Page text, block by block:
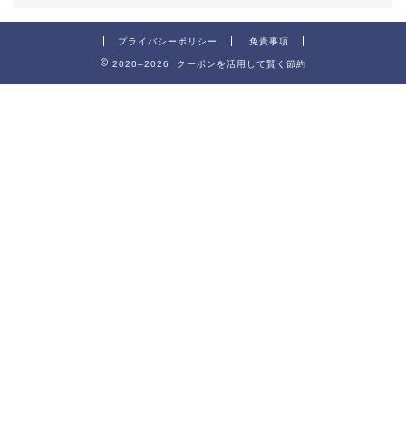
プライバシーポリシー 免責事項
2020–2026 クーポンを活用して賢く節約